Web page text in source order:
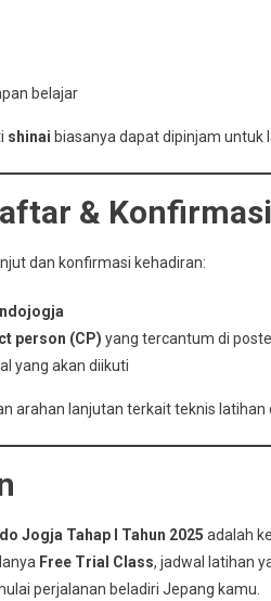
belajar
shinai biasanya dapat dipinjam untuk
& Konfirmasi
dan konfirmasi kehadiran:
person (CP) yang tercantum di
yang akan diikuti
arahan lanjutan terkait teknis latihan
Jogja Tahap I Tahun 2025 adalah
Free Trial Class, jadwal latihan
perjalanan beladiri Jepang kamu.